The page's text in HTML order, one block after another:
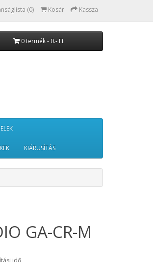
(0) Kosár Kassza
0 termék - 0.- Ft
KIÁRUSÍTÁS
GA-CR-M
idő